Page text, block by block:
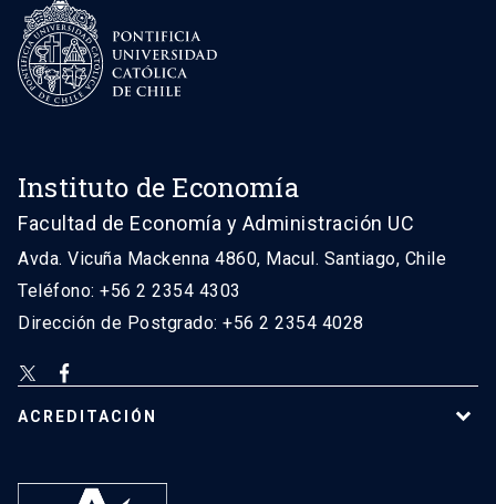
Instituto de Economía
Facultad de Economía y Administración UC
Avda. Vicuña Mackenna 4860, Macul. Santiago, Chile
Teléfono: +56 2 2354 4303
Dirección de Postgrado: +56 2 2354 4028
ACREDITACIÓN